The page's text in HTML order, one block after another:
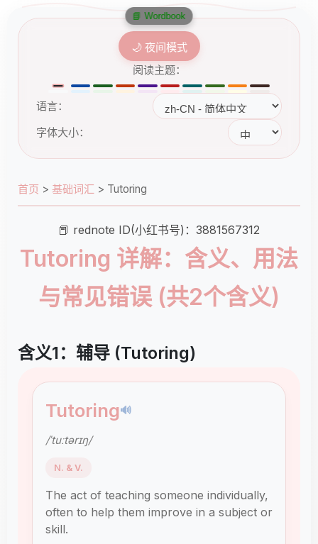
🌙 夜间模式
阅读主题：
语言：
字体大小：
首页 > 基础词汇 > Tutoring
📕 rednote ID(小红书号)：3881567312
Tutoring 详解：含义、用法
与常见错误 (共2个含义)
含义1：辅导 (Tutoring)
Tutoring🔊
/ˈtuːtərɪŋ/
N. & V.
The act of teaching someone individually,
often to help them improve in a subject or
skill.
📘 Wordbook